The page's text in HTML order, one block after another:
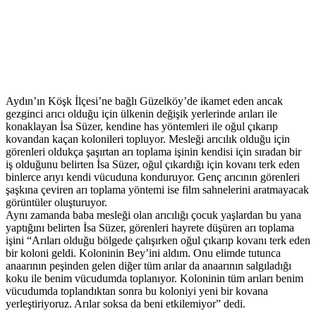
Aydın’ın Köşk İlçesi’ne bağlı Güzelköy’de ikamet eden ancak
gezginci arıcı olduğu için ülkenin değişik yerlerinde arıları ile
konaklayan İsa Süzer, kendine has yöntemleri ile oğul çıkarıp
kovandan kaçan kolonileri topluyor. Mesleği arıcılık olduğu için
görenleri oldukça şaşırtan arı toplama işinin kendisi için sıradan bir
iş olduğunu belirten İsa Süzer, oğul çıkardığı için kovanı terk eden
binlerce arıyı kendi vücuduna konduruyor. Genç arıcının görenleri
şaşkına çeviren arı toplama yöntemi ise film sahnelerini aratmayacak
görüntüler oluşturuyor.
Aynı zamanda baba mesleği olan arıcılığı çocuk yaşlardan bu yana
yaptığını belirten İsa Süzer, görenleri hayrete düşüren arı toplama
işini “Arıları olduğu bölgede çalışırken oğul çıkarıp kovanı terk eden
bir koloni geldi. Koloninin Bey’ini aldım. Onu elimde tutunca
anaarının peşinden gelen diğer tüm arılar da anaarının salgıladığı
koku ile benim vücudumda toplanıyor. Koloninin tüm arıları benim
vücudumda toplandıktan sonra bu koloniyi yeni bir kovana
yerleştiriyoruz. Arılar soksa da beni etkilemiyor” dedi.